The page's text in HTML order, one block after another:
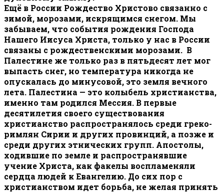
Ещё в России Рождество Христово связанно с
зимой, морозами, искрящимся снегом. Мы
забываем, что события рождения Господа
Нашего Иисуса Христа, только у нас в России
связаны с рождественскими морозами. В
Палестине же только раз в пятьдесят лет мог
выпасть снег, но температура никогда не
опускалась до минусовой, это земля вечного
лета. Палестина — это колыбель христианства,
именно там родился Мессия. В первые
десятилетия своего существования
христианство распространялось среди греко-
римлян Сирии и других провинций, а позже и
среди других этнических групп. Апостолы,
ходившие по земле и распространявшие
учение Христа, как факелы воспламеняли
сердца людей к Евангелию. До сих пор с
христианством идет борьба, не желая принять